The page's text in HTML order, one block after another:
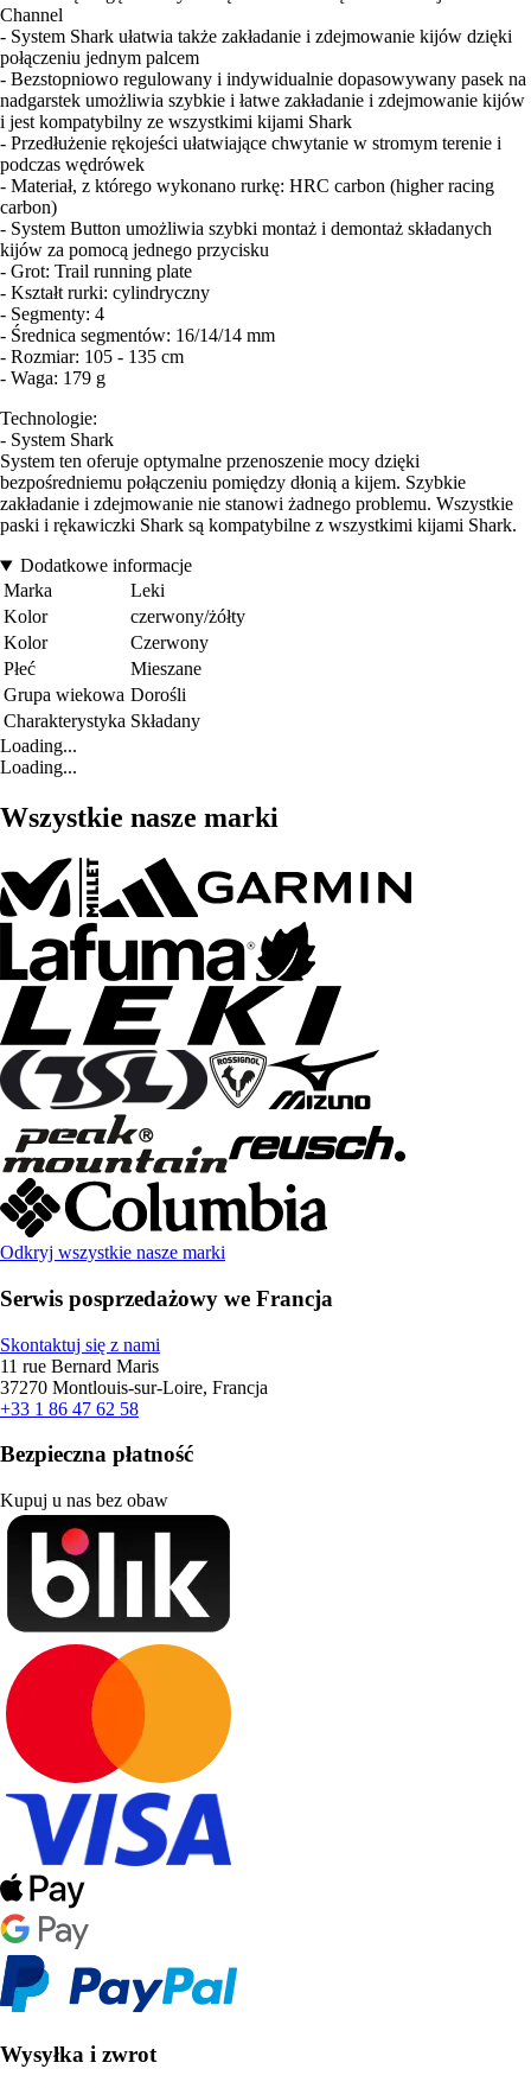
Channel
- System Shark ułatwia także zakładanie i zdejmowanie kijów dzięki
połączeniu jednym palcem
- Bezstopniowo regulowany i indywidualnie dopasowywany pasek na
nadgarstek umożliwia szybkie i łatwe zakładanie i zdejmowanie kijów
i jest kompatybilny ze wszystkimi kijami Shark
- Przedłużenie rękojeści ułatwiające chwytanie w stromym terenie i
podczas wędrówek
- Materiał, z którego wykonano rurkę: HRC carbon (higher racing
carbon)
- System Button umożliwia szybki montaż i demontaż składanych
kijów za pomocą jednego przycisku
- Grot: Trail running plate
- Kształt rurki: cylindryczny
- Segmenty: 4
- Średnica segmentów: 16/14/14 mm
- Rozmiar: 105 - 135 cm
- Waga: 179 g
Technologie:
- System Shark
System ten oferuje optymalne przenoszenie mocy dzięki
bezpośredniemu połączeniu pomiędzy dłonią a kijem. Szybkie
zakładanie i zdejmowanie nie stanowi żadnego problemu. Wszystkie
paski i rękawiczki Shark są kompatybilne z wszystkimi kijami Shark.
Dodatkowe informacje
Marka
Leki
Kolor
czerwony/żółty
Kolor
Czerwony
Płeć
Mieszane
Grupa wiekowa Dorośli
Charakterystyka Składany
Loading...
Loading...
Wszystkie nasze marki
Odkryj wszystkie nasze marki
Serwis posprzedażowy we Francja
Skontaktuj się z nami
11 rue Bernard Maris
37270 Montlouis-sur-Loire, Francja
+33 1 86 47 62 58
Bezpieczna płatność
Kupuj u nas bez obaw
Wysyłka i zwrot